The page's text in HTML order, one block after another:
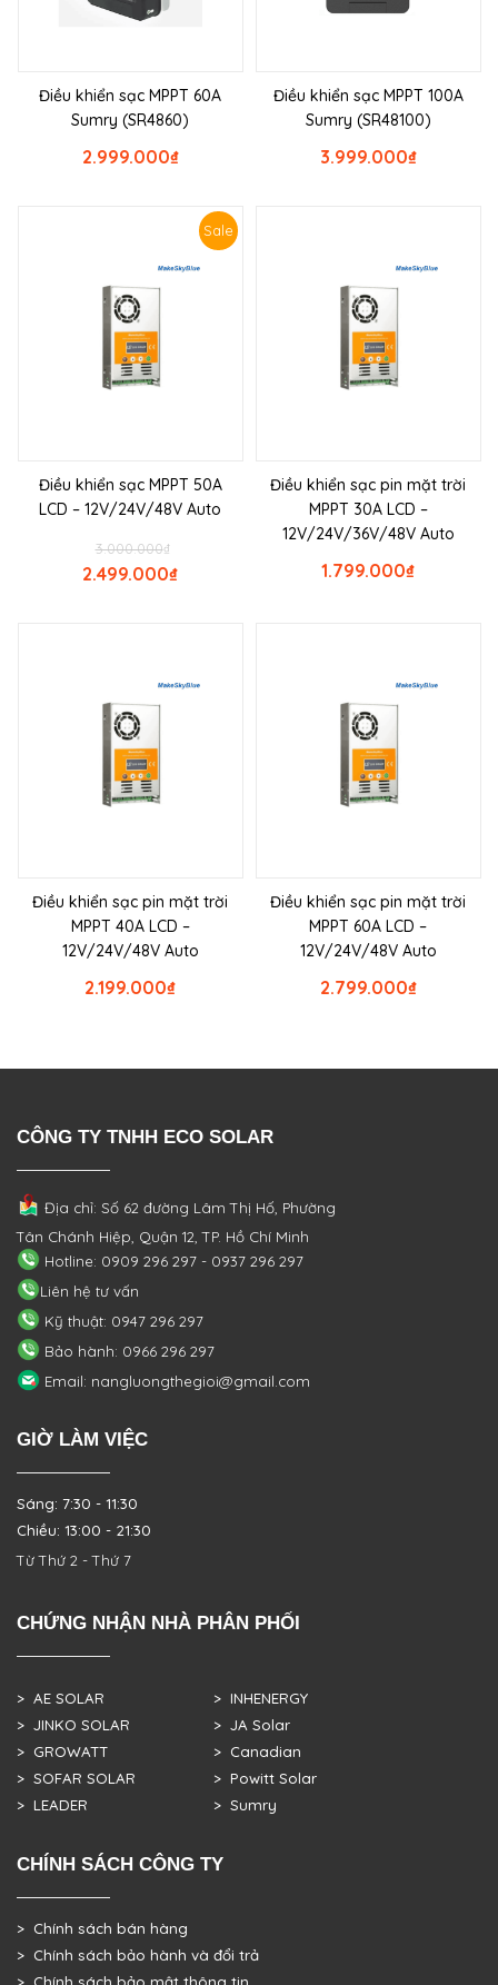
Điều khiển sạc MPPT 60A
Sumry (SR4860)
₫
2.999.000
Điều khiển sạc MPPT 100A
Sumry (SR48100)
₫
3.999.000
Sale
Điều khiển sạc MPPT 50A
LCD – 12V/24V/48V Auto
₫
3.000.000
₫
2.499.000
Điều khiển sạc pin mặt trời
MPPT 30A LCD –
12V/24V/36V/48V Auto
₫
1.799.000
Điều khiển sạc pin mặt trời
MPPT 40A LCD –
12V/24V/48V Auto
₫
2.199.000
Điều khiển sạc pin mặt trời
MPPT 60A LCD –
12V/24V/48V Auto
₫
2.799.000
CÔNG TY TNHH ECO SOLAR
Địa chỉ: Số 62 đường Lâm Thị Hố, Phường
Tân Chánh Hiệp, Quận 12, TP. Hồ Chí Minh
Hotline: 0909 296 297 - 0937 296 297
Liên hệ tư vấn
Kỹ thuật: 0947 296 297
Bảo hành: 0966 296 297
Email: nangluongthegioi@gmail.com
GIỜ LÀM VIỆC
Sáng: 7:30 - 11:30
Chiều: 13:00 - 21:30
Từ Thứ 2 - Thứ 7
CHỨNG NHẬN NHÀ PHÂN PHỐI
> AE SOLAR
> JINKO SOLAR
> GROWATT
> SOFAR SOLAR
> LEADER
> INHENERGY
> JA Solar
> Canadian
> Powitt Solar
> Sumry
CHÍNH SÁCH CÔNG TY
> Chính sách bán hàng
> Chính sách bảo hành và đổi trả
> Chính sách bảo mật thông tin